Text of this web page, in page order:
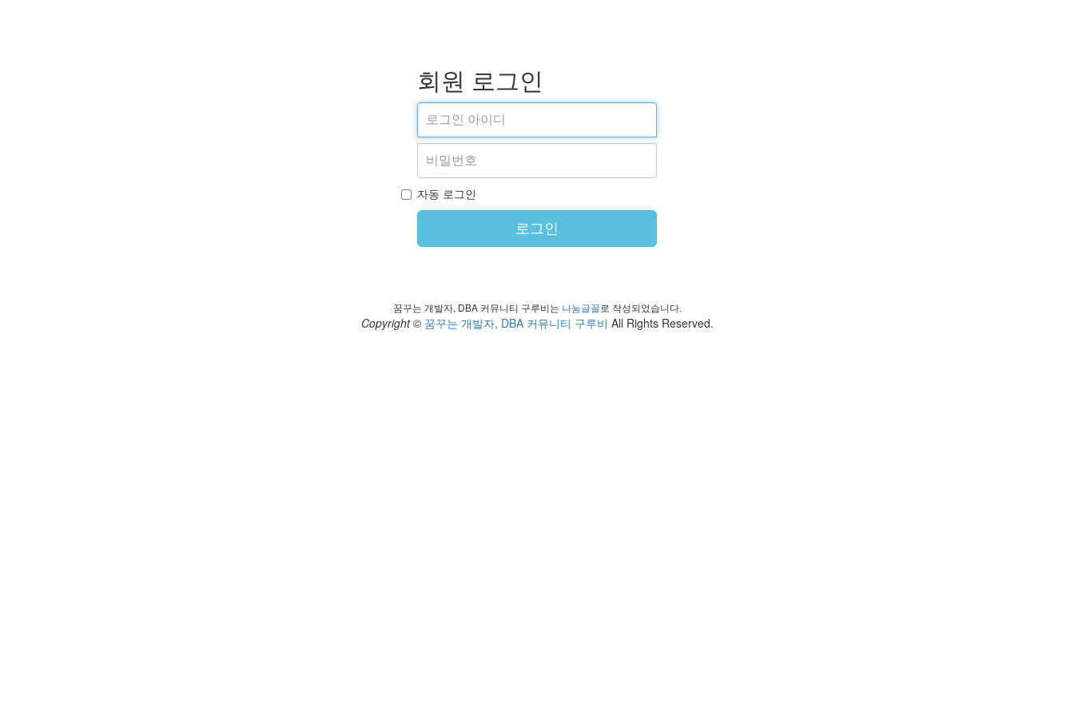
회원 로그인
자동 로그인
로그인
꿈꾸는 개발자, DBA 커뮤니티 구루비는 나눔글꼴로 작성되었습니다.
Copyright © 꿈꾸는 개발자, DBA 커뮤니티 구루비 All Rights Reserved.